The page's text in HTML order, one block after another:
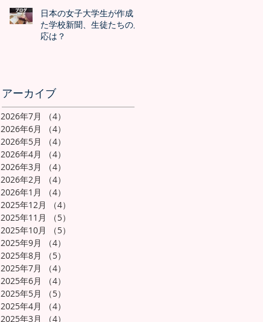
日本の女子大学生が作成し
た学校新聞、生徒たちの反
応は？
アーカイブ
2026年7月 （4）
2026年6月
（4）
2026年5月
（4）
2026年4月
（4）
2026年3月
（4）
2026年2月
（4）
2026年1月
（4）
2025年12月
（4）
2025年11月
（5）
2025年10月
（5）
2025年9月
（4）
2025年8月
（5）
2025年7月
（4）
2025年6月
（4）
2025年5月
（5）
2025年4月
（4）
2025年3月
（4）